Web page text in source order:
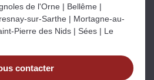
en ligne.
votre estimation
maintenant
de l'Orne | Bellême |
sur-Sarthe | Mortagne-au-
Pierre des Nids | Sées | Le
contacter